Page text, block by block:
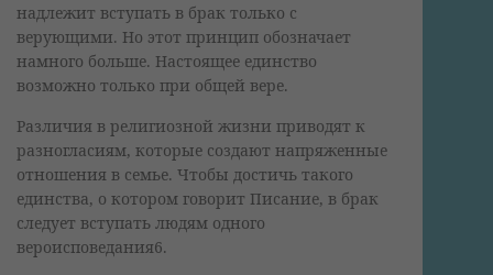
надлежит вступать в брак только с
верующими. Но этот принцип обозначает
намного больше. Настоящее единство
возможно только при общей вере.
Различия в религиозной жизни приводят к
разногласиям, которые создают напряженные
отношения в семье. Чтобы достичь такого
единства, о котором говорит Писание, в брак
следует вступать людям одного
вероисповедания6.